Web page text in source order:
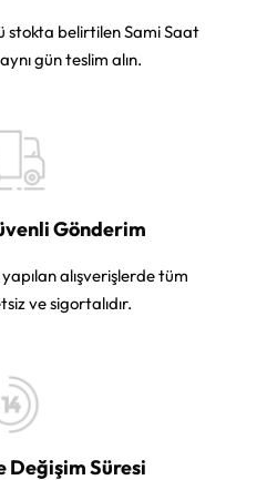
stokta belirtilen Sami Saat
gün teslim alın.
Gönderim
alışverişlerde tüm
ve sigortalıdır.
Değişim Süresi